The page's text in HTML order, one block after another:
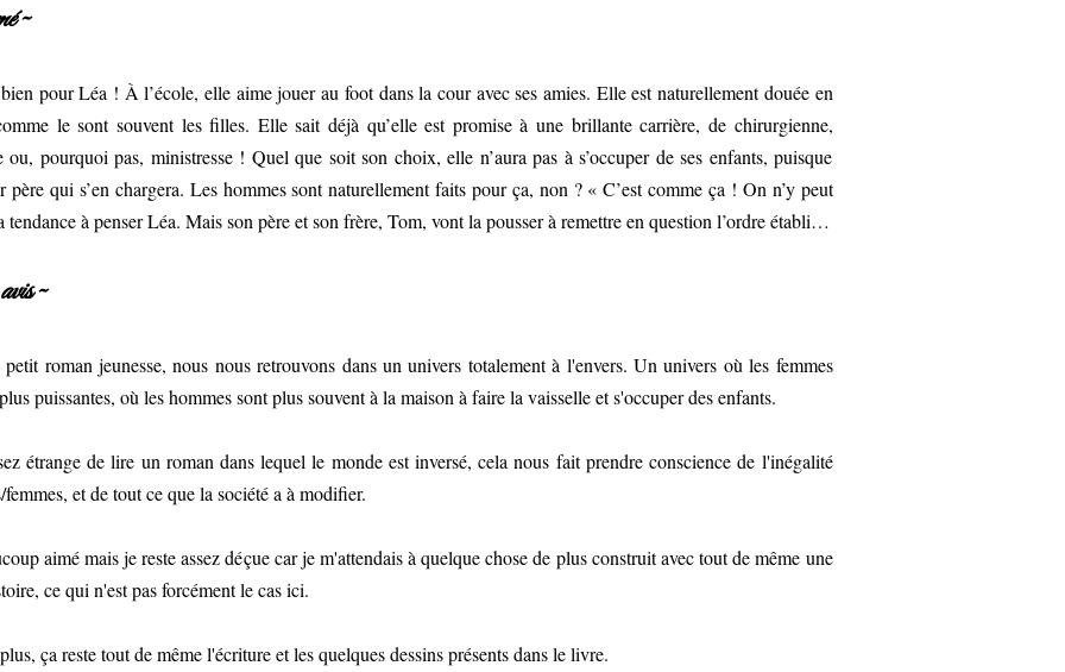
~
pour Léa ! À l’école, elle aime jouer au foot dans la cour avec ses amies. Elle est naturellement douée en
le sont souvent les filles. Elle sait déjà qu’elle est promise à une brillante carrière, de chirurgienne,
ou, pourquoi pas, ministresse ! Quel que soit son choix, elle n’aura pas à s’occuper de ses enfants, puisque
père qui s’en chargera. Les hommes sont naturellement faits pour ça, non ? « C’est comme ça ! On n’y peut
tendance à penser Léa. Mais son père et son frère, Tom, vont la pousser à remettre en question l’ordre établi…
~
petit roman jeunesse, nous nous retrouvons dans un univers totalement à l'envers. Un univers où les femmes
puissantes, où les hommes sont plus souvent à la maison à faire la vaisselle et s'occuper des enfants.
étrange de lire un roman dans lequel le monde est inversé, cela nous fait prendre conscience de l'inégalité
femmes, et de tout ce que la société a à modifier.
aimé mais je reste assez déçue car je m'attendais à quelque chose de plus construit avec tout de même une
ce qui n'est pas forcément le cas ici.
ça reste tout de même l'écriture et les quelques dessins présents dans le livre.